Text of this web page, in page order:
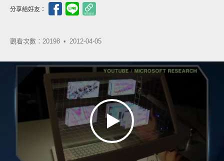
分享給好友：
觀看次數：20198 • 2012-04-05